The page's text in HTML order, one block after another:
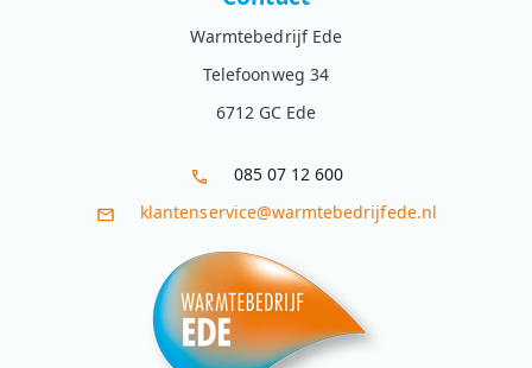
Warmtebedrijf Ede
Telefoonweg 34
6712 GC Ede
085 07 12 600
klantenservice@warmtebedrijfede.nl